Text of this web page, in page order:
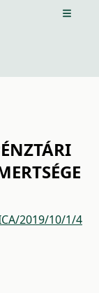
Open
2019/10/1/4